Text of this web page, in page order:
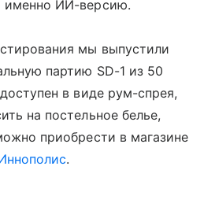
именно ИИ-версию.
мы выпустили
партию SD-1 из 50
в виде рум-спрея,
на постельное белье,
приобрести в магазине
.